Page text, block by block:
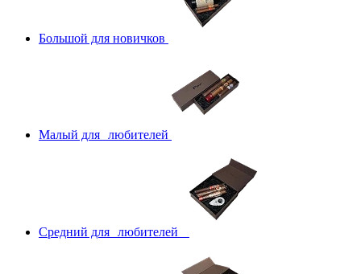
Большой для новичков
Малый для любителей
Средний для любителей